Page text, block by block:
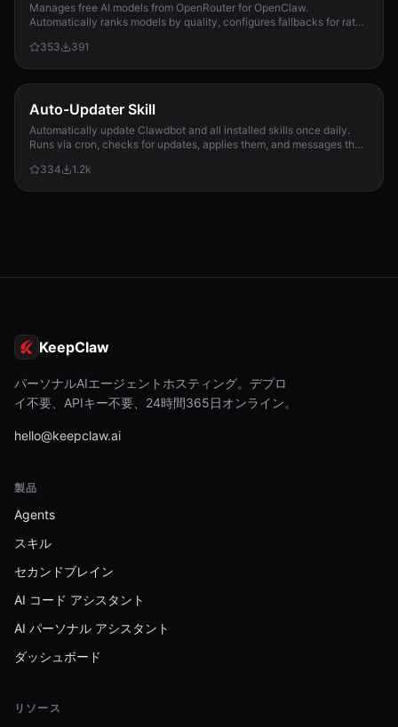
Manages free AI models from OpenRouter for OpenClaw.
Automatically ranks models by quality, configures fallbacks for rate-
353
391
Auto-Updater Skill
Automatically update Clawdbot and all installed skills once daily.
Runs via cron, checks for updates, applies them, and messages the
334
1.2k
KeepClaw
パーソナルAIエージェントホスティング。デプロ
イ不要、APIキー不要、24時間365日オンライン。
hello@keepclaw.ai
製品
Agents
スキル
セカンドブレイン
AI コード アシスタント
AI パーソナル アシスタント
ダッシュボード
リソース